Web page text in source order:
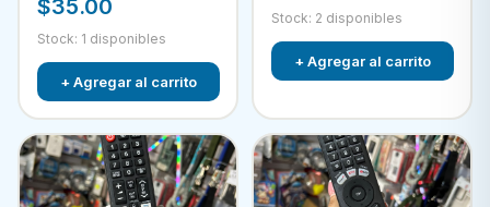
$35.00
Stock: 1 disponibles
+ Agregar al carrito
Stock: 2 disponibles
+ Agregar al carrito